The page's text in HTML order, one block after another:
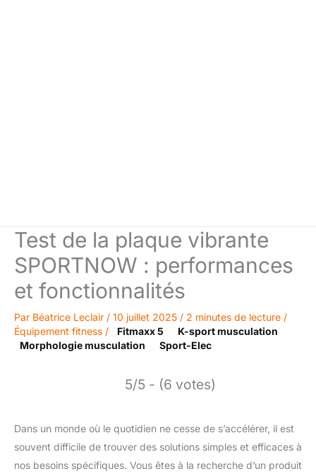
Test de la plaque vibrante
SPORTNOW : performances
et fonctionnalités
Par Béatrice Leclair / 10 juillet 2025 / 2 minutes de lecture /
Équipement fitness / Fitmaxx 5
K-sport musculation
Morphologie musculation
Sport-Elec
5/5 - (6 votes)
Dans un monde où le quotidien ne cesse de s’accélérer, il est
souvent difficile de trouver des solutions simples et efficaces à
nos besoins spécifiques. Vous êtes à la recherche d’un produit